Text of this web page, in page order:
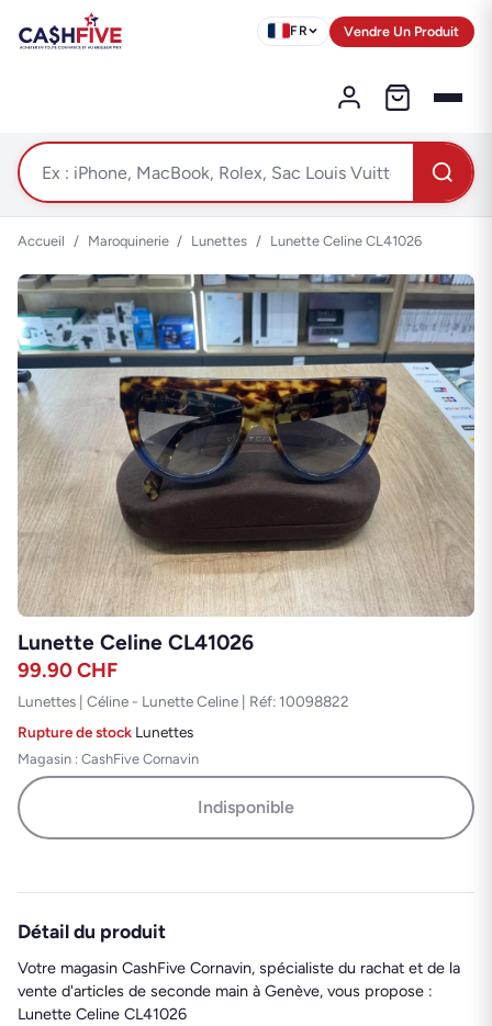
FR Vendre Un Produit
Accueil / Maroquinerie / Lunettes / Lunette Celine CL41026
Lunette Celine CL41026
99.90CHF
Lunettes | Céline - Lunette Celine | Réf: 10098822
Rupture de stock·Lunettes
Magasin : CashFive Cornavin
Indisponible
Détail du produit
Votre magasin CashFive Cornavin, spécialiste du rachat et de la
vente d'articles de seconde main à Genève, vous propose :
Lunette Celine CL41026